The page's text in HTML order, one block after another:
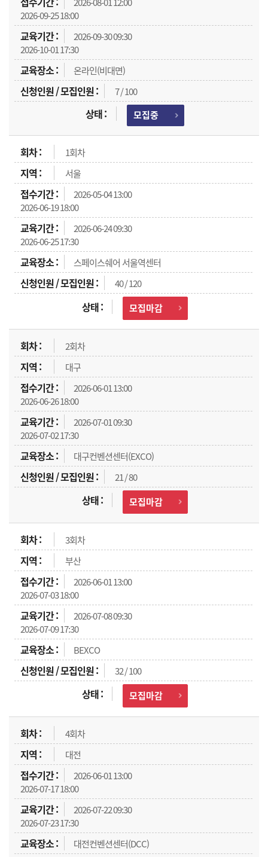
2026-09-25 18:00
2026-09-30 09:30
2026-10-01 17:30
온라인(비대면)
7 / 100
모집중
1회차
서울
2026-05-04 13:00
2026-06-19 18:00
2026-06-24 09:30
2026-06-25 17:30
스페이스쉐어 서울역센터
40 / 120
모집마감
2회차
대구
2026-06-01 13:00
2026-06-26 18:00
2026-07-01 09:30
2026-07-02 17:30
대구컨벤션센터(EXCO)
21 / 80
모집마감
3회차
부산
2026-06-01 13:00
2026-07-03 18:00
2026-07-08 09:30
2026-07-09 17:30
BEXCO
32 / 100
모집마감
4회차
대전
2026-06-01 13:00
2026-07-17 18:00
2026-07-22 09:30
2026-07-23 17:30
대전컨벤션센터(DCC)